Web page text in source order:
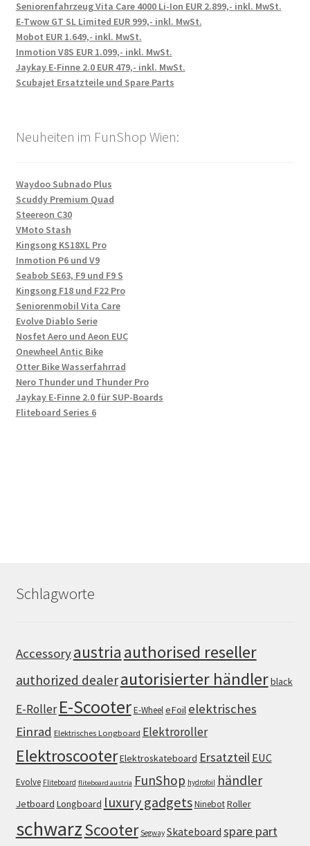
Seniorenfahrzeug Vita Care 4000 Li-Ion EUR 2.899,- inkl. MwSt.
E-Twow GT SL Limited EUR 999,- inkl. MwSt.
Mobot EUR 1.649,- inkl. MwSt.
Inmotion V8S EUR 1.099,- inkl. MwSt.
Jaykay E-Finne 2.0 EUR 479,- inkl. MwSt.
Scubajet Ersatzteile und Spare Parts
Neuheiten im FunShop Wien:
Waydoo Subnado Plus
Scuddy Premium Quad
Steereon C30
VMoto Stash
Kingsong KS18XL Pro
Inmotion P6 und V9
Seabob SE63, F9 und F9 S
Kingsong F18 und F22 Pro
Seniorenmobil Vita Care
Evolve Diablo Serie
Nosfet Aero und Aeon EUC
Onewheel Antic Bike
Otter Bike Wasserfahrrad
Nero Thunder und Thunder Pro
Jaykay E-Finne 2.0 für SUP-Boards
Fliteboard Series 6
Schlagworte
Accessoryaustria authorised reseller
authorized dealerautorisierter händlerblack
E-Roller E-ScooterE-WheeleFoil elektrisches
Einrad Elektrisches Longboard Elektroroller
ElektroscooterElektroskateboard Ersatzteil EUC
Evolve Fliteboard fliteboard austria FunShop hydrofoil händler
Jetboard Longboard luxury gadgetsNinebotRoller
schwarzScooter Segway Skateboard spare part